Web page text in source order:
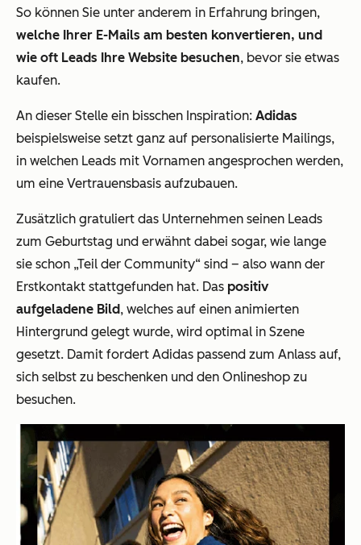
So können Sie unter anderem in Erfahrung bringen,
welche Ihrer E-Mails am besten konvertieren, und
wie oft Leads Ihre Website besuchen, bevor sie etwas
kaufen.
An dieser Stelle ein bisschen Inspiration: Adidas
beispielsweise setzt ganz auf personalisierte Mailings,
in welchen Leads mit Vornamen angesprochen werden,
um eine Vertrauensbasis aufzubauen.
Zusätzlich gratuliert das Unternehmen seinen Leads
zum Geburtstag und erwähnt dabei sogar, wie lange
sie schon „Teil der Community“ sind – also wann der
Erstkontakt stattgefunden hat. Das positiv
aufgeladene Bild, welches auf einen animierten
Hintergrund gelegt wurde, wird optimal in Szene
gesetzt. Damit fordert Adidas passend zum Anlass auf,
sich selbst zu beschenken und den Onlineshop zu
besuchen.